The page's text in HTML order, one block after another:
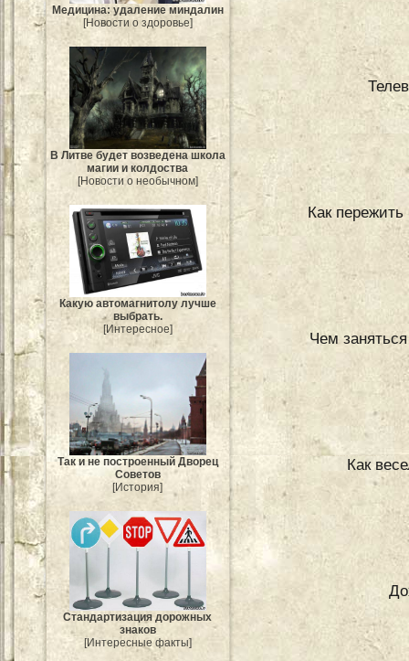
Медицина: удаление миндалин
[Новости о здоровье]
В Литве будет возведена школа
магии и колдоства
[Новости о необычном]
Какую автомагнитолу лучше
выбрать.
[Интересное]
Так и не построенный Дворец
Советов
[История]
Стандартизация дорожных
знаков
[Интересные факты]
Как
Чем
Как